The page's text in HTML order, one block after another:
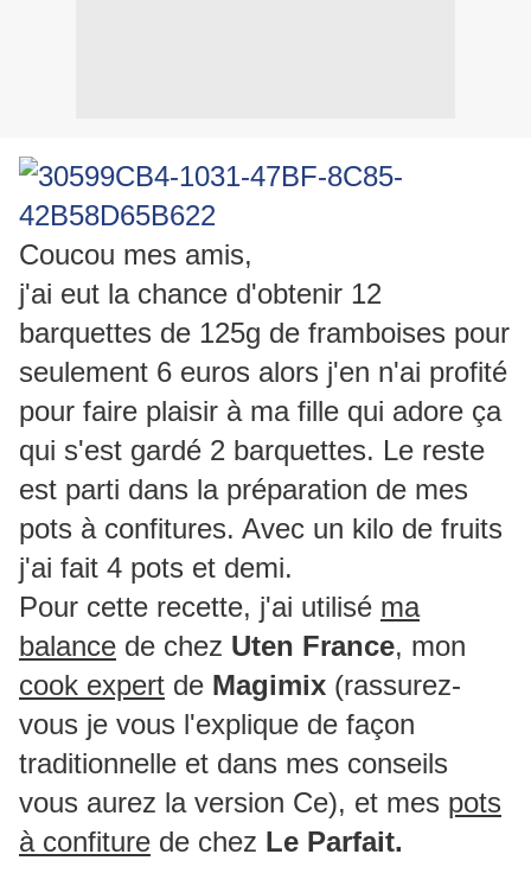
Coucou mes amis,
j'ai eut la chance d'obtenir 12
barquettes de 125g de framboises pour
seulement 6 euros alors j'en n'ai profité
pour faire plaisir à ma fille qui adore ça
qui s'est gardé 2 barquettes. Le reste
est parti dans la préparation de mes
pots à confitures. Avec un kilo de fruits
j'ai fait 4 pots et demi.
Pour cette recette, j'ai utilisé ma
balance de chez Uten France, mon
cook expert de Magimix (rassurez-
vous je vous l'explique de façon
traditionnelle et dans mes conseils
vous aurez la version Ce), et mes pots
à confiture de chez Le Parfait.